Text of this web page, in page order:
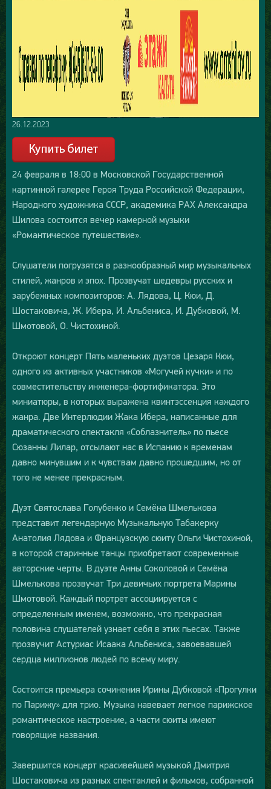
26.12.2023
24 февраля в 18:00 в Московской Государственной
картинной галерее Героя Труда Российской Федерации,
Народного художника СССР, академика РАХ Александра
Шилова состоится вечер камерной музыки
«Романтическое путешествие».
Слушатели погрузятся в разнообразный мир музыкальных
стилей, жанров и эпох. Прозвучат шедевры русских и
зарубежных композиторов: А. Лядова, Ц. Кюи, Д.
Шостаковича, Ж. Ибера, И. Альбениса, И. Дубковой, М.
Шмотовой, О. Чистохиной.
Откроют концерт Пять маленьких дуэтов Цезаря Кюи,
одного из активных участников «Могучей кучки» и по
совместительству инженера-фортификатора. Это
миниатюры, в которых выражена квинтэссенция каждого
жанра. Две Интерлюдии Жака Ибера, написанные для
драматического спектакля «Соблазнитель» по пьесе
Сюзанны Лилар, отсылают нас в Испанию к временам
давно минувшим и к чувствам давно прошедшим, но от
того не менее прекрасным.
Дуэт Святослава Голубенко и Семёна Шмелькова
представит легендарную Музыкальную Табакерку
Анатолия Лядова и Французскую сюиту Ольги Чистохиной,
в которой старинные танцы приобретают современные
авторские черты. В дуэте Анны Соколовой и Семёна
Шмелькова прозвучат Три девичьих портрета Марины
Шмотовой. Каждый портрет ассоциируется с
определенным именем, возможно, что прекрасная
половина слушателей узнает себя в этих пьесах. Также
прозвучит Астуриас Исаака Альбениса, завоевавшей
сердца миллионов людей по всему миру.
Состоится премьера сочинения Ирины Дубковой «Прогулки
по Парижу» для трио. Музыка навевает легкое парижское
романтическое настроение, а части сюиты имеют
говорящие названия.
Завершится концерт красивейшей музыкой Дмитрия
Шостаковича из разных спектаклей и фильмов, собранной